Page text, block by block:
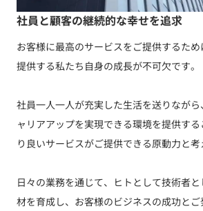
社員と顧客の継続的な幸せを追求
お客様に最高のサービスをご提供するた
提供する私たち自身の成長が不可欠です。
社員一人一人が充実した生活を送りなが
ャリアアップを実現できる環境を提供す
り良いサービスがご提供できる原動力と考
日々の業務を通じて、ヒトとして技術者
材を育成し、お客様のビジネスの成功と